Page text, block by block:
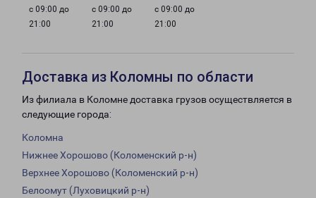
с 09:00 до
21:00
с 09:00 до
21:00
с 09:00 до
21:00
Доставка из Коломны по области
Из филиала в Коломне доставка грузов осуществляется в
следующие города:
Коломна
Нижнее Хорошово (Коломенский р-н)
Верхнее Хорошово (Коломенский р-н)
Белоомут (Луховицкий р-н)